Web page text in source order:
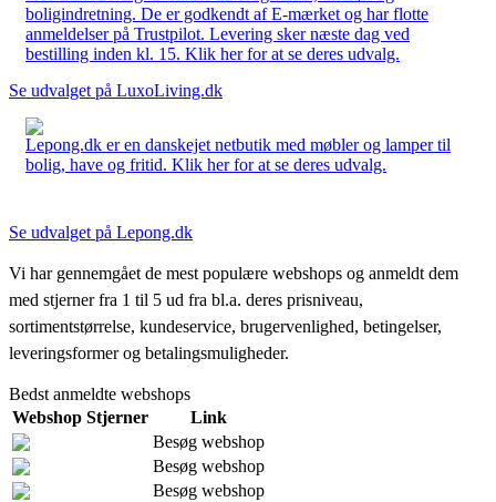
boligindretning. De er godkendt af E-mærket og har flotte
anmeldelser på Trustpilot. Levering sker næste dag ved
bestilling inden kl. 15. Klik her for at se deres udvalg.
Se udvalget på LuxoLiving.dk
Lepong.dk er en danskejet netbutik med møbler og lamper til
bolig, have og fritid. Klik her for at se deres udvalg.
Se udvalget på Lepong.dk
Vi har gennemgået de mest populære webshops og anmeldt dem
med stjerner fra 1 til 5 ud fra bl.a. deres prisniveau,
sortimentstørrelse, kundeservice, brugervenlighed, betingelser,
leveringsformer og betalingsmuligheder.
Bedst anmeldte webshops
Webshop Stjerner
Link
Besøg webshop
Besøg webshop
Besøg webshop